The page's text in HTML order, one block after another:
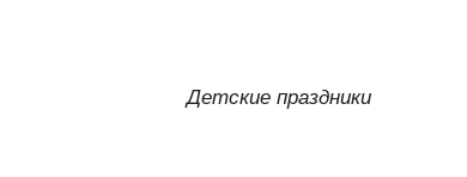
Детские праздники